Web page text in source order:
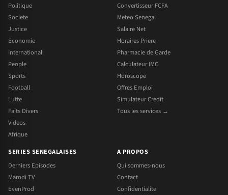
Politique
Societe
Justice
Economie
International
People
Sports
Football
Lutte
Faits Divers
Videos
Afrique
Convertisseur FCFA
Meteo Senegal
Salaire Net
Horaires Priere
Pharmacie de Garde
Calculateur IMC
Horoscope
Offres Emploi
Simulateur Credit
Tous les services →
SERIES SENEGALAISES
Derniers Episodes
Marodi TV
EvenProd
A PROPOS
Qui sommes-nous
Contact
Confidentialite